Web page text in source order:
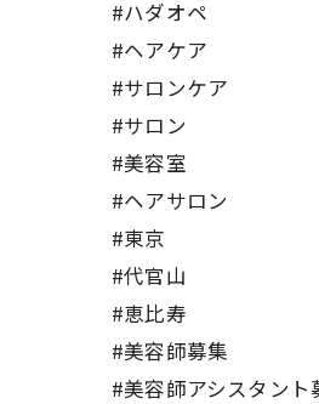
#ハダオペ
#ヘアケア
#サロンケア
#サロン
#美容室
#ヘアサロン
#東京
#代官山
#恵比寿
#美容師募集
#美容師アシスタント